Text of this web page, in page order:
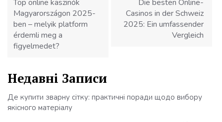
Top online kaszinók
Magyarországon 2025-
ben – melyik platform
érdemli meg a
figyelmedet?
Die besten Online-
Casinos in der Schweiz
2025: Ein umfassender
Vergleich
Недавні Записи
Де купити зварну сітку: практичні поради щодо вибору
якісного матеріалу